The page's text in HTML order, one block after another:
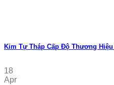
Kim Tự Tháp Cấp Độ Thương Hiệu
18
Apr